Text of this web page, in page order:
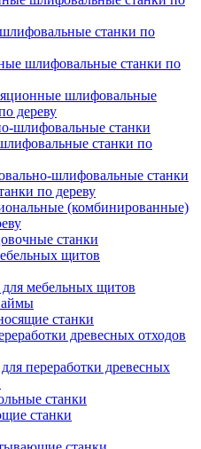
станки по
шлифовальные станки по
шлифовальные
дереву
шлифовальные станки
станки по
шлифовальные станки
по дереву
(комбинированные)
станки
щитов
мебельных щитов
станки
древесных отходов
переработки древесных
станки
станки